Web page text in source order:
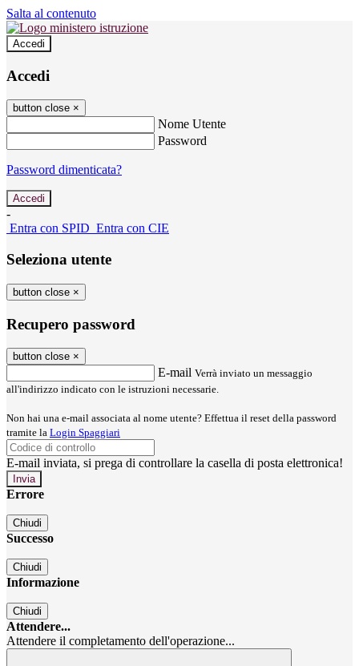
Salta al contenuto
Accedi
Accedi
button close ×
Nome Utente
Password
Password dimenticata?
-
Entra con SPID Entra con CIE
Seleziona utente
button close ×
Recupero password
button close ×
E-mail Verrà inviato un messaggio
all'indirizzo indicato con le istruzioni necessarie.
Non hai una e-mail associata al nome utente? Effettua il reset della password
tramite la Login Spaggiari
E-mail inviata, si prega di controllare la casella di posta elettronica!
Errore
Chiudi
Successo
Chiudi
Informazione
Chiudi
Attendere...
Attendere il completamento dell'operazione...